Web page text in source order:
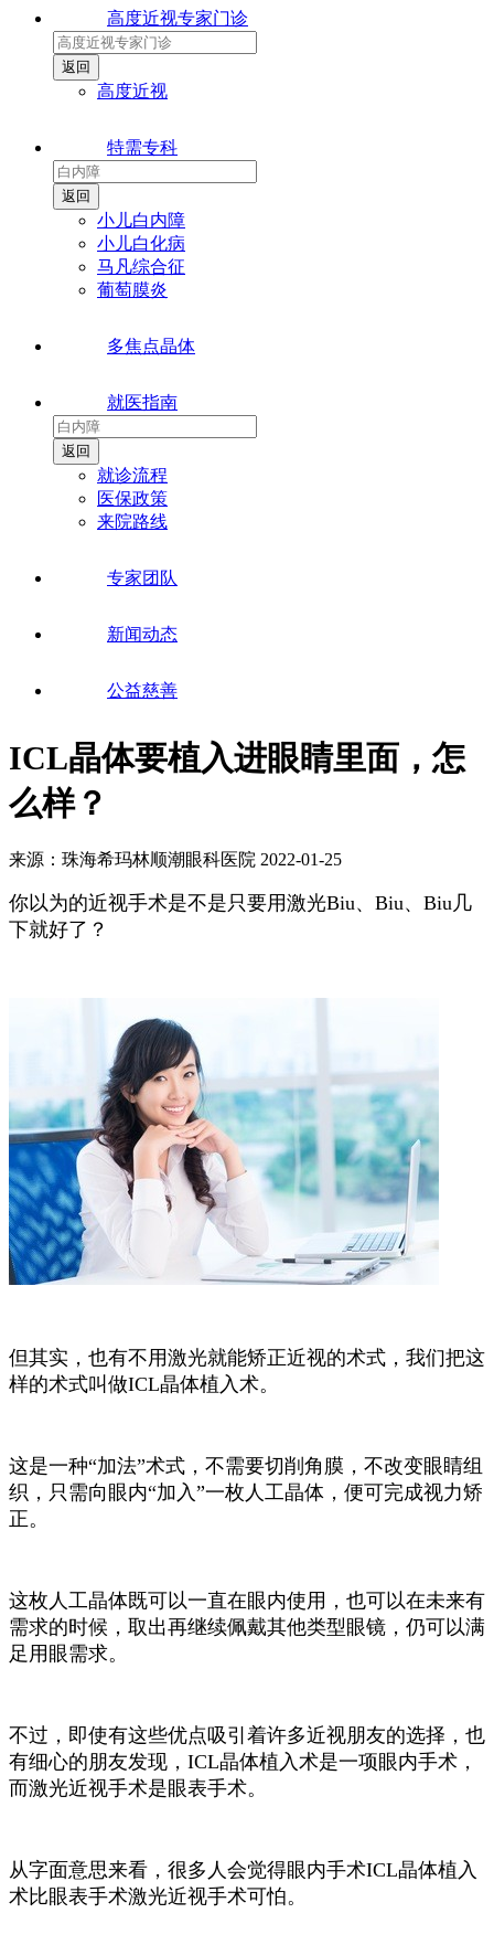
高度近视专家门诊
高度近视
特需专科
小儿白内障
小儿白化病
马凡综合征
葡萄膜炎
多焦点晶体
就医指南
就诊流程
医保政策
来院路线
专家团队
新闻动态
公益慈善
ICL晶体要植入进眼睛里面，怎
么样？
来源：珠海希玛林顺潮眼科医院 2022-01-25
你以为的近视手术是不是只要用激光Biu、Biu、Biu几
下就好了？
但其实，也有不用激光就能矫正近视的术式，我们把这
样的术式叫做ICL晶体植入术。
这是一种“加法”术式，不需要切削角膜，不改变眼睛组
织，只需向眼内“加入”一枚人工晶体，便可完成视力矫
正。
这枚人工晶体既可以一直在眼内使用，也可以在未来有
需求的时候，取出再继续佩戴其他类型眼镜，仍可以满
足用眼需求。
不过，即使有这些优点吸引着许多近视朋友的选择，也
有细心的朋友发现，ICL晶体植入术是一项眼内手术，
而激光近视手术是眼表手术。
从字面意思来看，很多人会觉得眼内手术ICL晶体植入
术比眼表手术激光近视手术可怕。